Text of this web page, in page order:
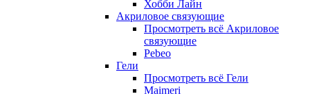
Хобби Лайн
Акриловое связующие
Просмотреть всё Акриловое
связующие
Pebeo
Гели
Просмотреть всё Гели
Maimeri